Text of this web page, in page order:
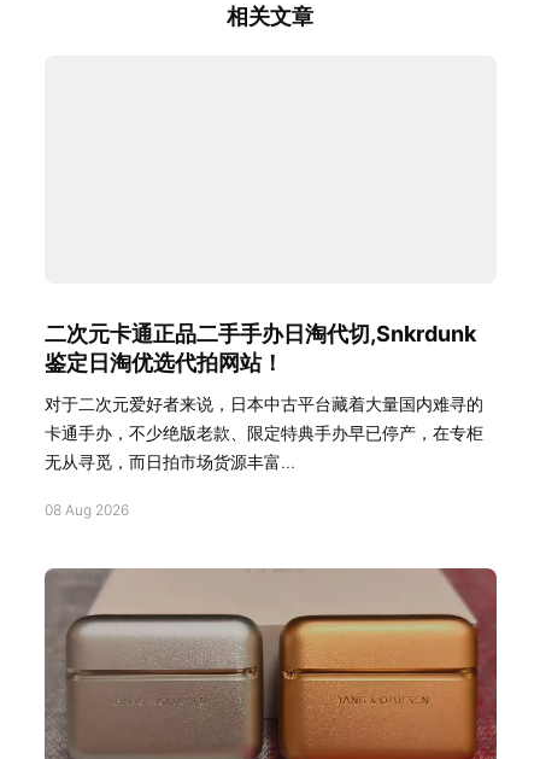
相关文章
二次元卡通正品二手手办日淘代切,Snkrdunk
鉴定日淘优选代拍网站！
对于二次元爱好者来说，日本中古平台藏着大量国内难寻的
卡通手办，不少绝版老款、限定特典手办早已停产，在专柜
无从寻觅，而日拍市场货源丰富...
08 Aug 2026